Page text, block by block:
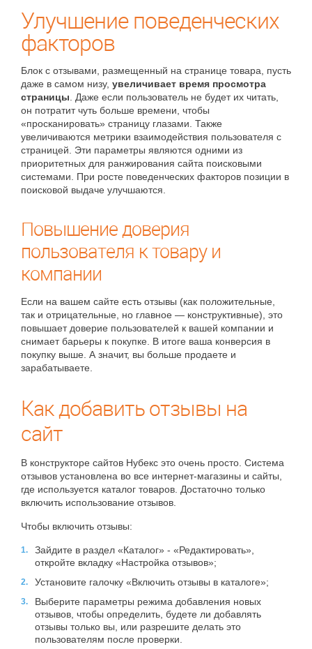
Улучшение поведенческих
факторов
Блок с отзывами, размещенный на странице товара, пусть
даже в самом низу, увеличивает время просмотра
страницы . Даже если пользователь не будет их читать,
он потратит чуть больше времени, чтобы
«просканировать» страницу глазами. Также
увеличиваются метрики взаимодействия пользователя с
страницей. Эти параметры являются одними из
приоритетных для ранжирования сайта поисковыми
системами. При росте поведенческих факторов позиции в
поисковой выдаче улучшаются.
Повышение доверия
пользователя к товару и
компании
Если на вашем сайте есть отзывы (как положительные,
так и отрицательные, но главное — конструктивные), это
повышает доверие пользователей к вашей компании и
снимает барьеры к покупке. В итоге ваша конверсия в
покупку выше. А значит, вы больше продаете и
зарабатываете.
Как добавить отзывы на
сайт
В конструкторе сайтов Нубекс это очень просто. Система
отзывов установлена во все интернет-магазины и сайты,
где используется каталог товаров. Достаточно только
включить использование отзывов.
Чтобы включить отзывы:
Зайдите в раздел «Каталог» - «Редактировать»,
откройте вкладку «Настройка отзывов»;
Установите галочку «Включить отзывы в каталоге»;
Выберите параметры режима добавления новых
отзывов, чтобы определить, будете ли добавлять
отзывы только вы, или разрешите делать это
пользователям после проверки.